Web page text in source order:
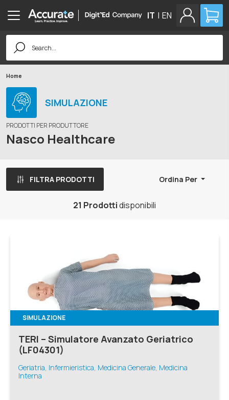
IT | EN
Search
for:
Home
SIMULAZIONE
PRODOTTI PER PRODUTTORE
Nasco Healthcare
FILTRA PRODOTTI Ordina Per
21 Prodottidisponibili
SIMULAZIONE
TERI – Simulatore Avanzato Geriatrico
(LF04301)
Geriatria, Infermieristica, Medicina Generale, Medicina
Interna